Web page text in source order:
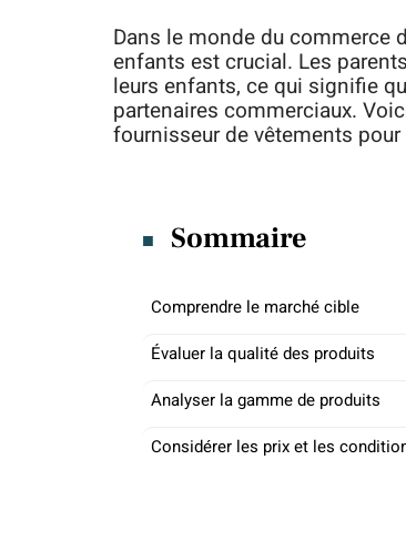
Dans le monde du commerce
enfants est crucial. Les
leurs enfants, ce qui signifie
partenaires commerciaux.
fournisseur de vêtements
Sommaire
Comprendre le marché cible
Évaluer la qualité des produits
Analyser la gamme de produits
Considérer les prix et les